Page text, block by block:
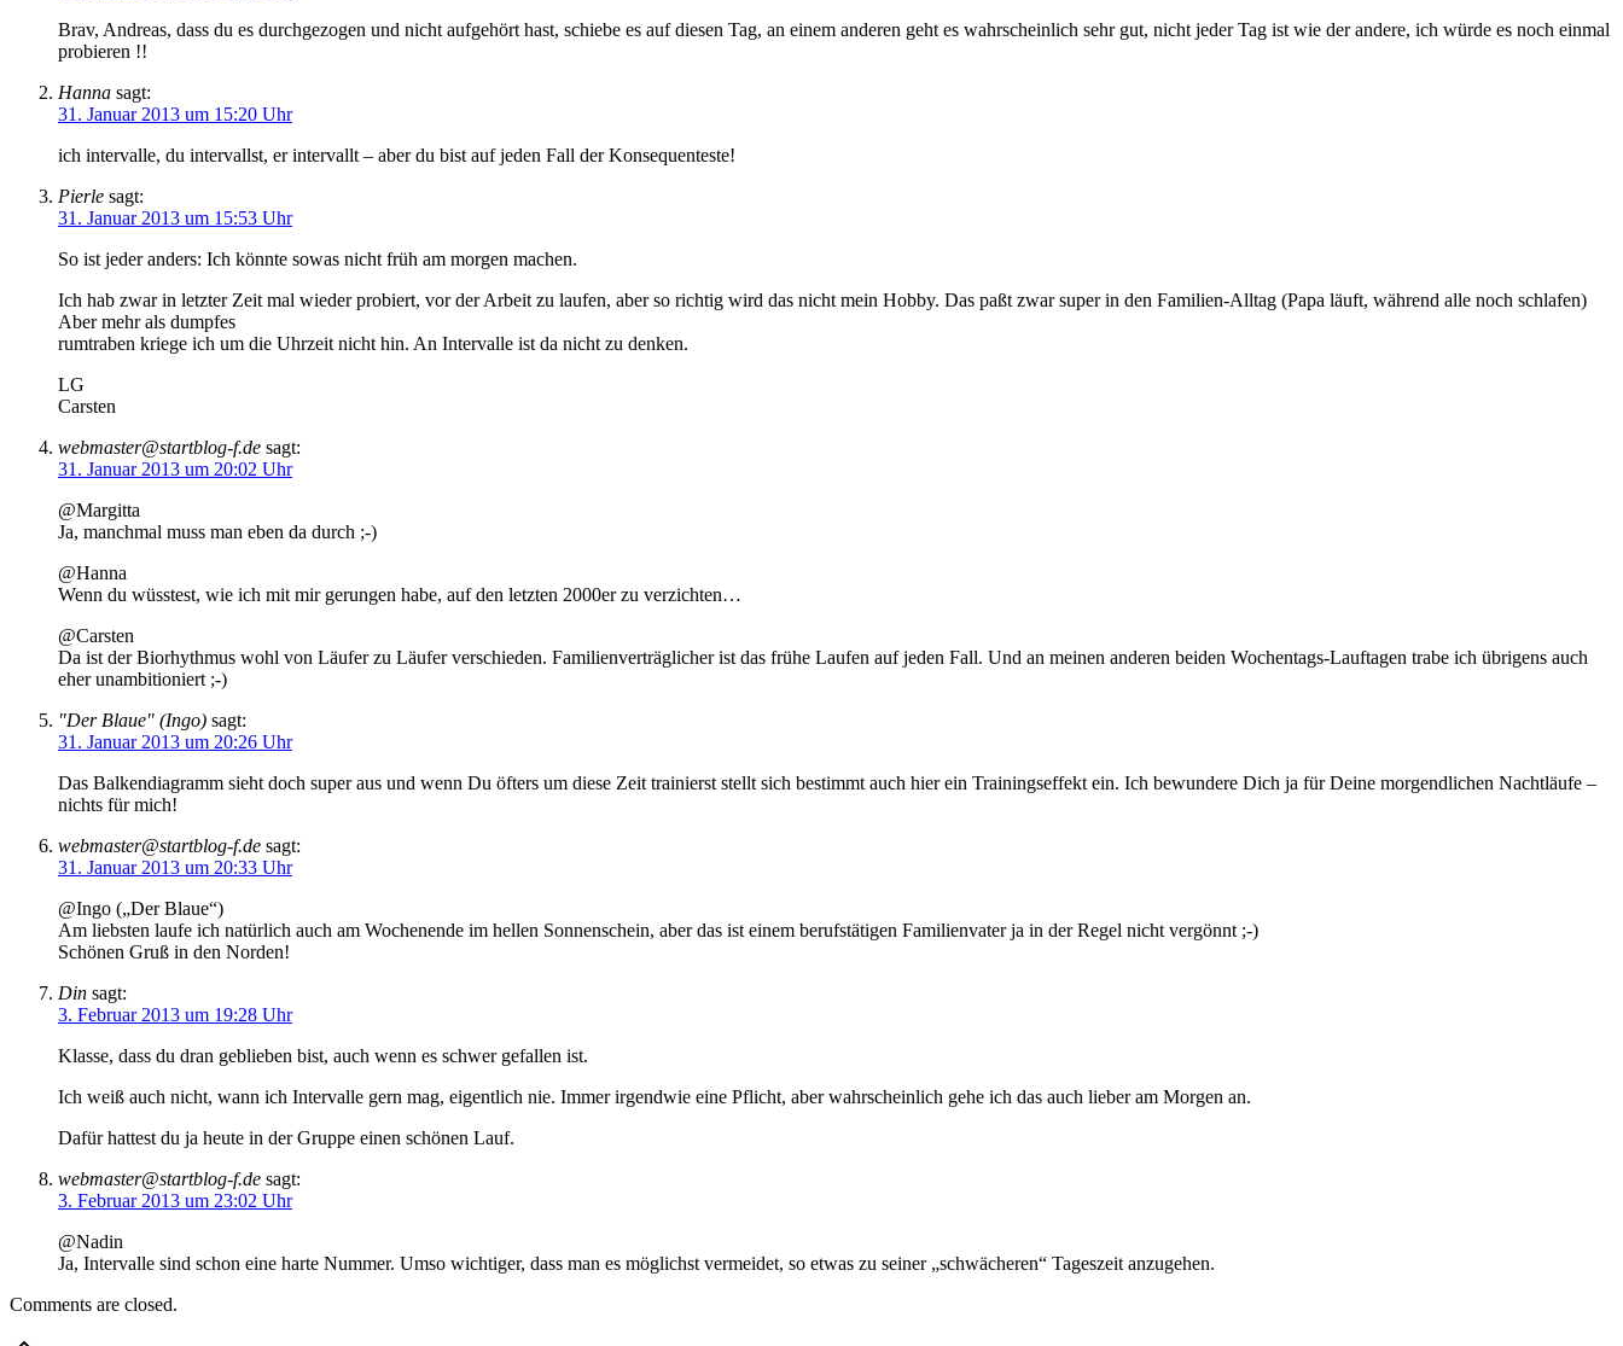
Brav, Andreas, dass du es durchgezogen und nicht aufgehört hast, schiebe es auf diesen Tag, an einem anderen geht es wahrscheinlich sehr gut, nicht jeder Tag ist wie der andere, ich würde es noch einmal
probieren !!
Hanna sagt:
31. Januar 2013 um 15:20 Uhr
ich intervalle, du intervallst, er intervallt – aber du bist auf jeden Fall der Konsequenteste!
Pierle sagt:
31. Januar 2013 um 15:53 Uhr
So ist jeder anders: Ich könnte sowas nicht früh am morgen machen.
Ich hab zwar in letzter Zeit mal wieder probiert, vor der Arbeit zu laufen, aber so richtig wird das nicht mein Hobby. Das paßt zwar super in den Familien-Alltag (Papa läuft, während alle noch schlafen)
Aber mehr als dumpfes
rumtraben kriege ich um die Uhrzeit nicht hin. An Intervalle ist da nicht zu denken.
LG
Carsten
webmaster@startblog-f.de sagt:
31. Januar 2013 um 20:02 Uhr
@Margitta
Ja, manchmal muss man eben da durch ;-)
@Hanna
Wenn du wüsstest, wie ich mit mir gerungen habe, auf den letzten 2000er zu verzichten…
@Carsten
Da ist der Biorhythmus wohl von Läufer zu Läufer verschieden. Familienverträglicher ist das frühe Laufen auf jeden Fall. Und an meinen anderen beiden Wochentags-Lauftagen trabe ich übrigens auch
eher unambitioniert ;-)
"Der Blaue" (Ingo) sagt:
31. Januar 2013 um 20:26 Uhr
Das Balkendiagramm sieht doch super aus und wenn Du öfters um diese Zeit trainierst stellt sich bestimmt auch hier ein Trainingseffekt ein. Ich bewundere Dich ja für Deine morgendlichen Nachtläufe –
nichts für mich!
webmaster@startblog-f.de sagt:
31. Januar 2013 um 20:33 Uhr
@Ingo („Der Blaue“)
Am liebsten laufe ich natürlich auch am Wochenende im hellen Sonnenschein, aber das ist einem berufstätigen Familienvater ja in der Regel nicht vergönnt ;-)
Schönen Gruß in den Norden!
Din sagt:
3. Februar 2013 um 19:28 Uhr
Klasse, dass du dran geblieben bist, auch wenn es schwer gefallen ist.
Ich weiß auch nicht, wann ich Intervalle gern mag, eigentlich nie. Immer irgendwie eine Pflicht, aber wahrscheinlich gehe ich das auch lieber am Morgen an.
Dafür hattest du ja heute in der Gruppe einen schönen Lauf.
webmaster@startblog-f.de sagt:
3. Februar 2013 um 23:02 Uhr
@Nadin
Ja, Intervalle sind schon eine harte Nummer. Umso wichtiger, dass man es möglichst vermeidet, so etwas zu seiner „schwächeren“ Tageszeit anzugehen.
Comments are closed.